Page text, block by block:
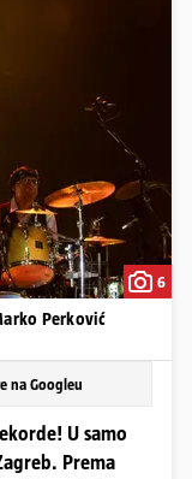
6
Perković
na Googleu
U samo
Prema